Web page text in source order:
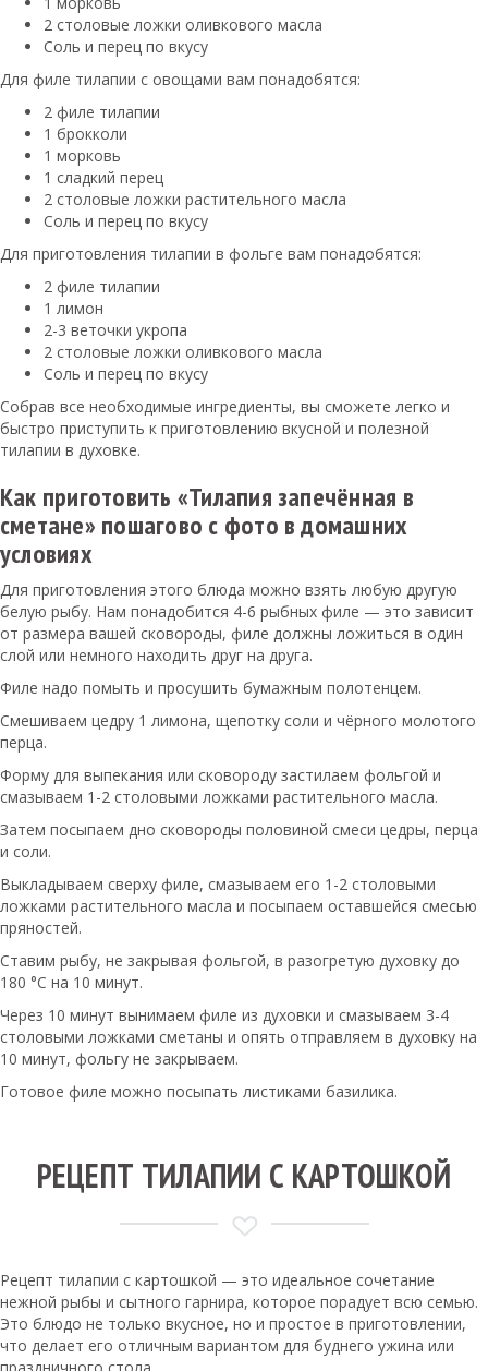
2 столовые ложки оливкового масла
Соль и перец по вкусу
Для филе тилапии с овощами вам понадобятся:
2 филе тилапии
1 брокколи
1 морковь
1 сладкий перец
2 столовые ложки растительного масла
Соль и перец по вкусу
Для приготовления тилапии в фольге вам понадобятся:
2 филе тилапии
1 лимон
2-3 веточки укропа
2 столовые ложки оливкового масла
Соль и перец по вкусу
Собрав все необходимые ингредиенты, вы сможете легко и
быстро приступить к приготовлению вкусной и полезной
тилапии в духовке.
Как приготовить «Тилапия запечённая в
сметане» пошагово с фото в домашних
условиях
Для приготовления этого блюда можно взять любую другую
белую рыбу. Нам понадобится 4-6 рыбных филе — это зависит
от размера вашей сковороды, филе должны ложиться в один
слой или немного находить друг на друга.
Филе надо помыть и просушить бумажным полотенцем.
Смешиваем цедру 1 лимона, щепотку соли и чёрного молотого
перца.
Форму для выпекания или сковороду застилаем фольгой и
смазываем 1-2 столовыми ложками растительного масла.
Затем посыпаем дно сковороды половиной смеси цедры, перца
и соли.
Выкладываем сверху филе, смазываем его 1-2 столовыми
ложками растительного масла и посыпаем оставшейся смесью
пряностей.
Ставим рыбу, не закрывая фольгой, в разогретую духовку до
180 °С на 10 минут.
Через 10 минут вынимаем филе из духовки и смазываем 3-4
столовыми ложками сметаны и опять отправляем в духовку на
10 минут, фольгу не закрываем.
Готовое филе можно посыпать листиками базилика.
РЕЦЕПТ ТИЛАПИИ С КАРТОШКОЙ
Рецепт тилапии с картошкой — это идеальное сочетание
нежной рыбы и сытного гарнира, которое порадует всю семью.
Это блюдо не только вкусное, но и простое в приготовлении,
что делает его отличным вариантом для буднего ужина или